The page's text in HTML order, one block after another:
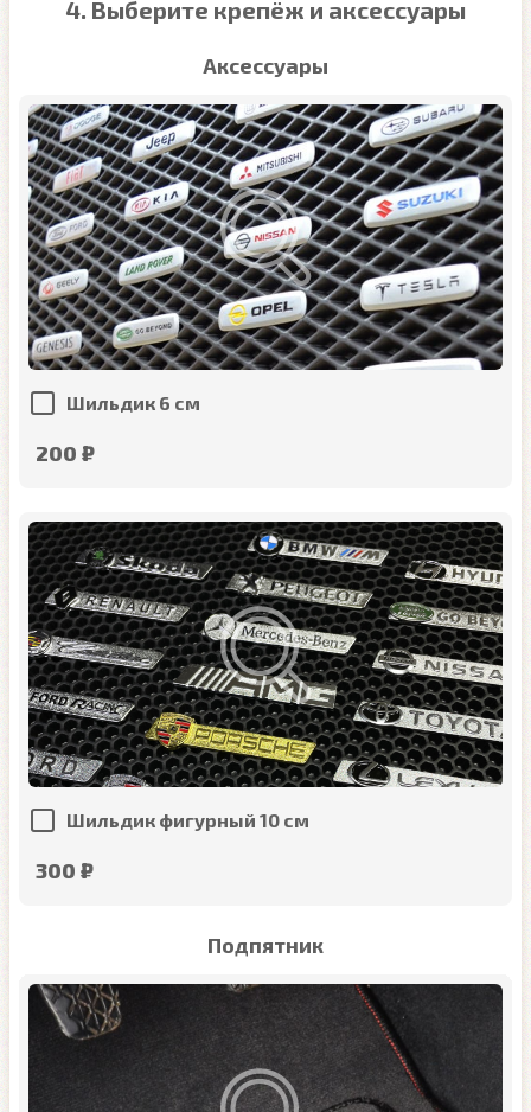
4. Выберите крепёж и аксессуары
Аксессуары
Шильдик 6 см
200 ₽
Шильдик фигурный 10 см
300 ₽
Подпятник